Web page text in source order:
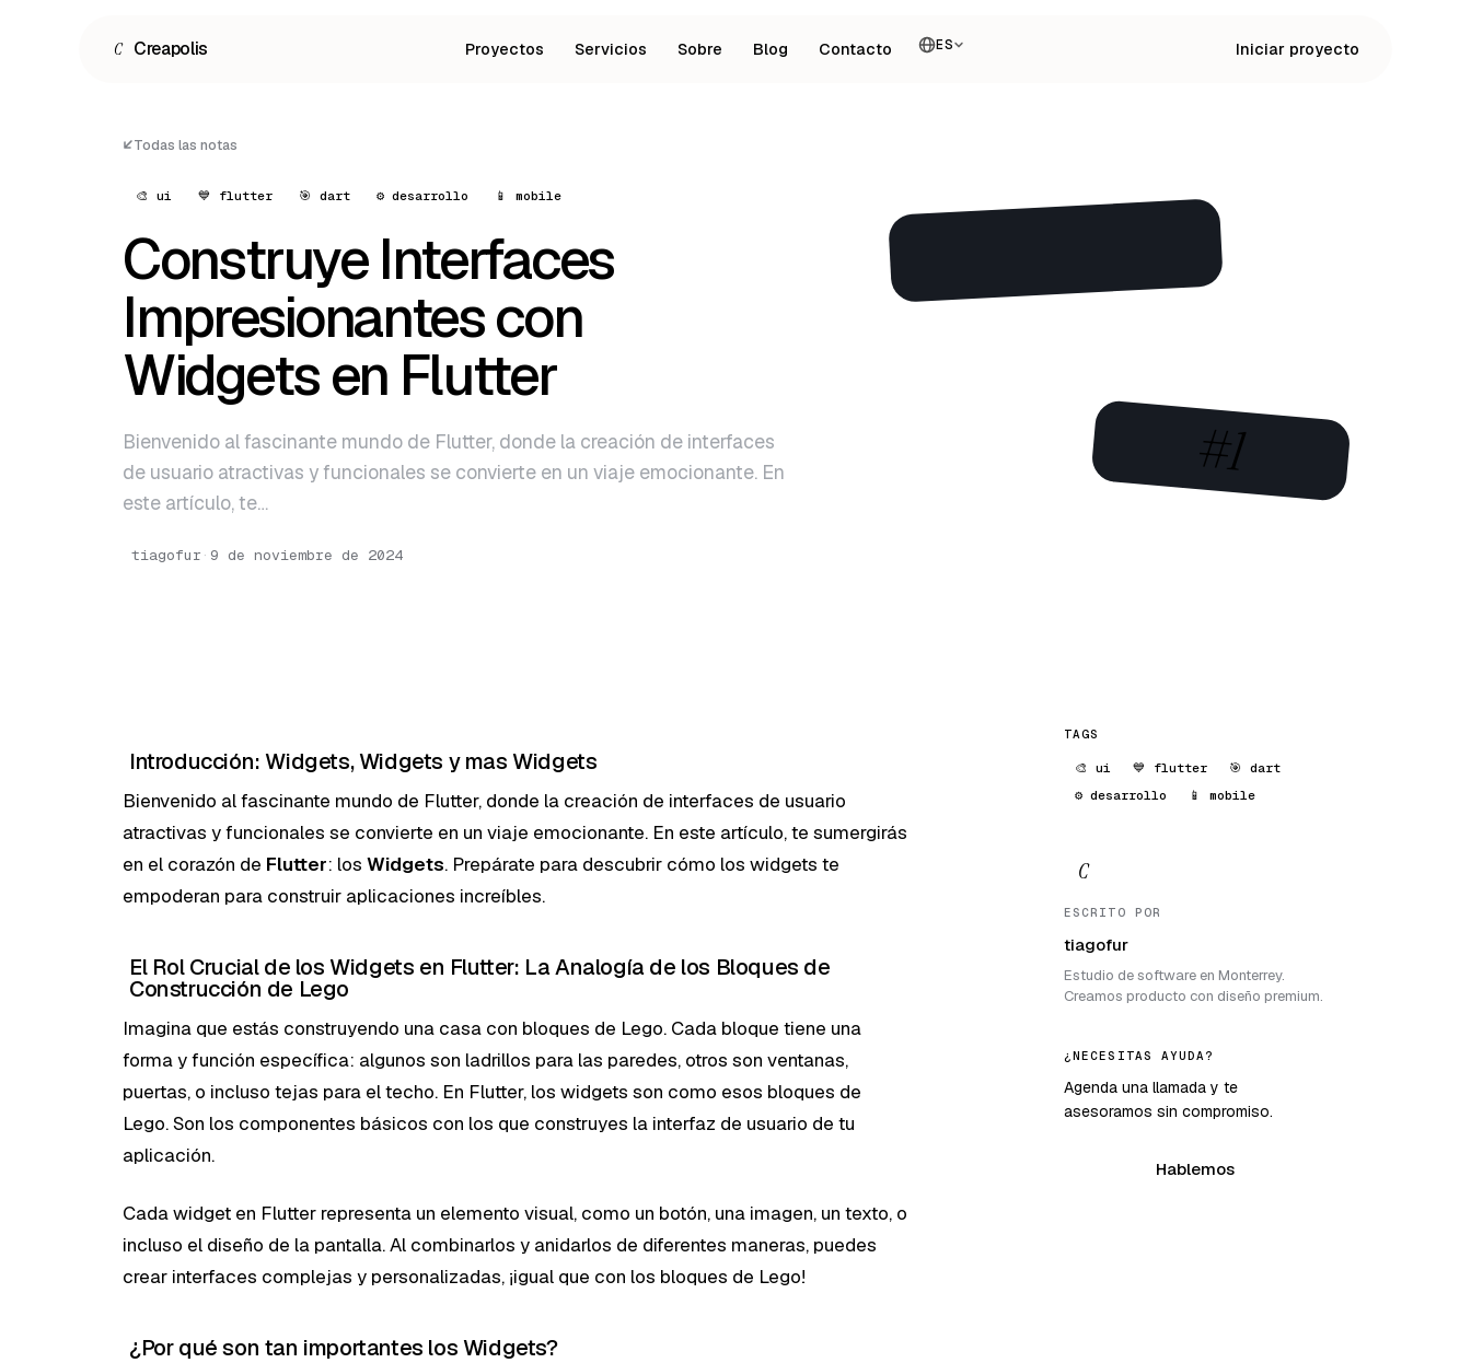
C Creapolis Proyectos Servicios Sobre Blog Contacto ES Iniciar proyecto
Todas las notas
🎨 ui 💙 flutter 🎯 dart ⚙️ desarrollo 📱 mobile
Construye Interfaces
Impresionantes con
Widgets en Flutter
Bienvenido al fascinante mundo de Flutter, donde la creación de interfaces
de usuario atractivas y funcionales se convierte en un viaje emocionante. En
este artículo, te…
tiagofur · 9 de noviembre de 2024
#1
Introducción: Widgets, Widgets y mas Widgets
Bienvenido al fascinante mundo de Flutter, donde la creación de interfaces de usuario
atractivas y funcionales se convierte en un viaje emocionante. En este artículo, te sumergirás
en el corazón de Flutter: los Widgets. Prepárate para descubrir cómo los widgets te
empoderan para construir aplicaciones increíbles.
El Rol Crucial de los Widgets en Flutter: La Analogía de los Bloques de
Construcción de Lego
Imagina que estás construyendo una casa con bloques de Lego. Cada bloque tiene una
forma y función específica: algunos son ladrillos para las paredes, otros son ventanas,
puertas, o incluso tejas para el techo. En Flutter, los widgets son como esos bloques de
Lego. Son los componentes básicos con los que construyes la interfaz de usuario de tu
aplicación.
Cada widget en Flutter representa un elemento visual, como un botón, una imagen, un texto, o
incluso el diseño de la pantalla. Al combinarlos y anidarlos de diferentes maneras, puedes
crear interfaces complejas y personalizadas, ¡igual que con los bloques de Lego!
¿Por qué son tan importantes los Widgets?
TAGS
🎨 ui 💙 flutter
🎯 dart
⚙️ desarrollo
📱 mobile
C
ESCRITO POR
tiagofur
Estudio de software en Monterrey.
Creamos producto con diseño premium.
¿NECESITAS AYUDA?
Agenda una llamada y te
asesoramos sin compromiso.
Hablemos